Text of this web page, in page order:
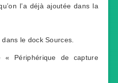
l’a déjà ajoutée dans la
le dock Sources.
« Périphérique de capture